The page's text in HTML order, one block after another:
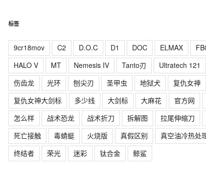
标签
9cr18mov C2 D.O.C D1 DOC ELMAX
HALO V
MT Nemesis IV Tanto刃 Ultratech 121
伤齿龙
光环 刨尖刃 圣甲虫 地狱犬
复仇女神
复仇女神大剑标
多少线 大剑标 大麻花 官方网
怎么样
战术恐龙 战术折刀 拆解图 拉尾伸缩刀
死亡接触
毒蜻蜓 火烧版 真假区别 真空油冷热处
终结者
荣光 迷彩 钛合金 鲸鲨